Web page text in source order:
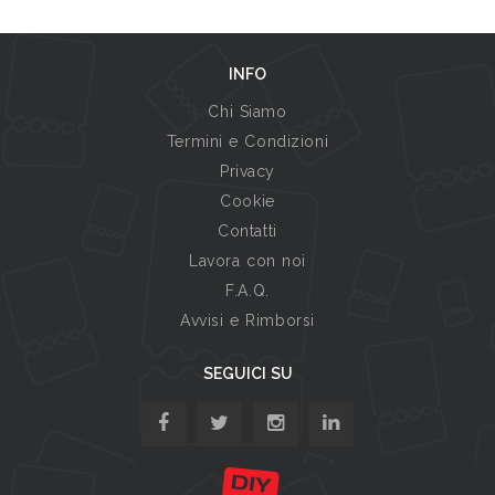
INFO
Chi Siamo
Termini e Condizioni
Privacy
Cookie
Contatti
Lavora con noi
F.A.Q.
Avvisi e Rimborsi
SEGUICI SU